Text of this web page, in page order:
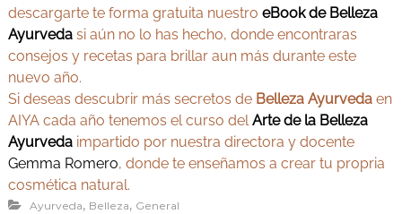
descargarte te forma gratuita nuestro eBook de Belleza
Ayurvedasi aún no lo has hecho, donde encontraras
consejos y recetas para brillar aun más durante este
nuevo año.
Si deseas descubrir más secretos de Belleza Ayurvedaen
AIYA cada año tenemos el curso delArte de la Belleza
Ayurvedaimpartido por nuestra directora y docente
Gemma Romero, donde te enseñamos a crear tu propria
cosmética natural.
Ayurveda, Belleza, General